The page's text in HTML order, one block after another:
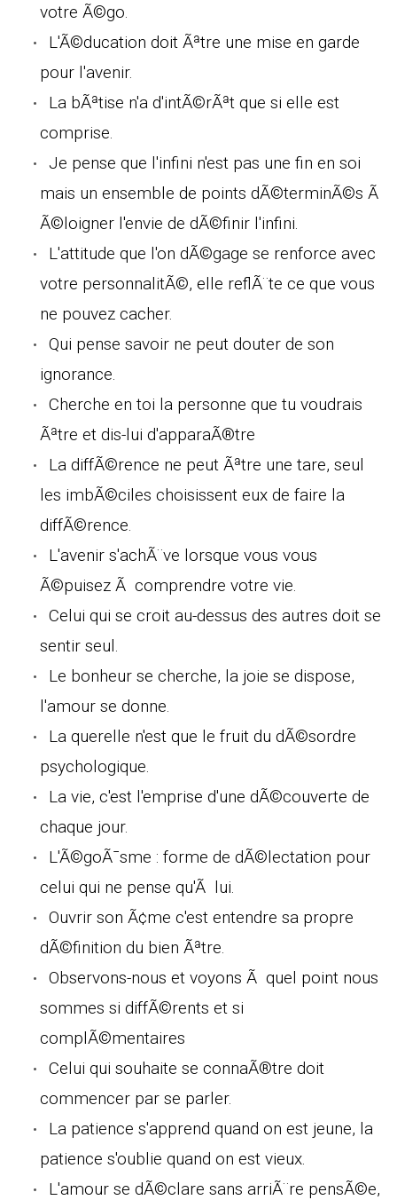
votre Ã©go.
L'Ã©ducation doit Ãªtre une mise en garde
pour l'avenir.
La bÃªtise n'a d'intÃ©rÃªt que si elle est
comprise.
Je pense que l'infini n'est pas une fin en soi
mais un ensemble de points dÃ©terminÃ©s Ã
Ã©loigner l'envie de dÃ©finir l'infini.
L'attitude que l'on dÃ©gage se renforce avec
votre personnalitÃ©, elle reflÃ¨te ce que vous
ne pouvez cacher.
Qui pense savoir ne peut douter de son
ignorance.
Cherche en toi la personne que tu voudrais
Ãªtre et dis-lui d'apparaÃ®tre
La diffÃ©rence ne peut Ãªtre une tare, seul
les imbÃ©ciles choisissent eux de faire la
diffÃ©rence.
L'avenir s'achÃ¨ve lorsque vous vous
Ã©puisez Ã comprendre votre vie.
Celui qui se croit au-dessus des autres doit se
sentir seul.
Le bonheur se cherche, la joie se dispose,
l'amour se donne.
La querelle n'est que le fruit du dÃ©sordre
psychologique.
La vie, c'est l'emprise d'une dÃ©couverte de
chaque jour.
L'Ã©goÃ¯sme : forme de dÃ©lectation pour
celui qui ne pense qu'Ã lui.
Ouvrir son Ã¢me c'est entendre sa propre
dÃ©finition du bien Ãªtre.
Observons-nous et voyons Ã quel point nous
sommes si diffÃ©rents et si
complÃ©mentaires
Celui qui souhaite se connaÃ®tre doit
commencer par se parler.
La patience s'apprend quand on est jeune, la
patience s'oublie quand on est vieux.
L'amour se dÃ©clare sans arriÃ¨re pensÃ©e,